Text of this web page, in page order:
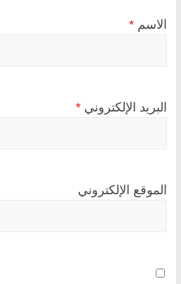
الاسم *
البريد الإلكتروني *
الموقع الإلكتروني